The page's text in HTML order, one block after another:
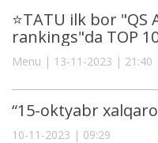
⭐️TATU ilk bor "QS
rankings"da TOP
Menu | 13-11-2023 | 21:40
“15-oktyabr
10-11-2023 | 09:29